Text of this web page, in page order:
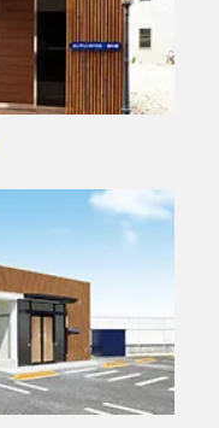
い喜んでおりま
感謝。
用時期：2024年5月